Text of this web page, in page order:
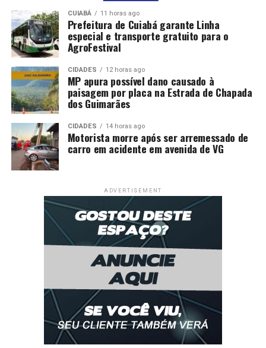
CUIABÁ 11 horas ago
Prefeitura de Cuiabá garante Linha
especial e transporte gratuito para o
AgroFestival
CIDADES 12 horas ago
MP apura possível dano causado à
paisagem por placa na Estrada de Chapada
dos Guimarães
CIDADES 14 horas ago
Motorista morre após ser arremessado de
carro em acidente em avenida de VG
ADVERTISEMENT